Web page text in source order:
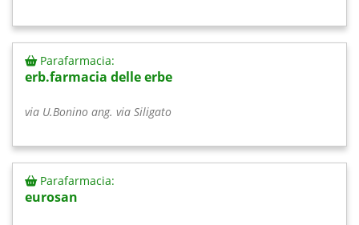
Parafarmacia:
erb.farmacia delle erbe
via U.Bonino ang. via Siligato
Parafarmacia:
eurosan